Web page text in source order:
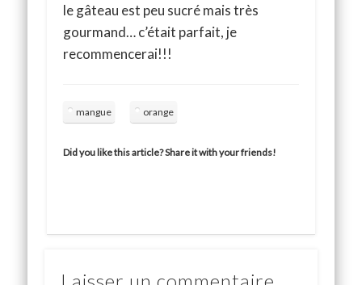
le gâteau est peu sucré mais très
gourmand… c’était parfait, je
recommencerai!!!
mangue orange
Did you like this article? Share it with your friends!